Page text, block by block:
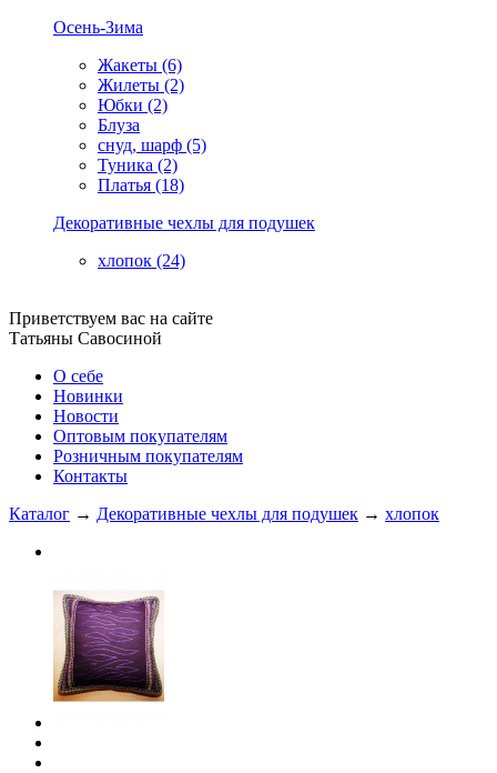
Осень-Зима
Жакеты (6)
Жилеты (2)
Юбки (2)
Блуза
снуд, шарф (5)
Туника (2)
Платья (18)
Декоративные чехлы для подушек
хлопок (24)
Приветствуем вас на сайте
Татьяны Савосиной
О себе
Новинки
Новости
Оптовым покупателям
Розничным покупателям
Контакты
Каталог → Декоративные чехлы для подушек → хлопок